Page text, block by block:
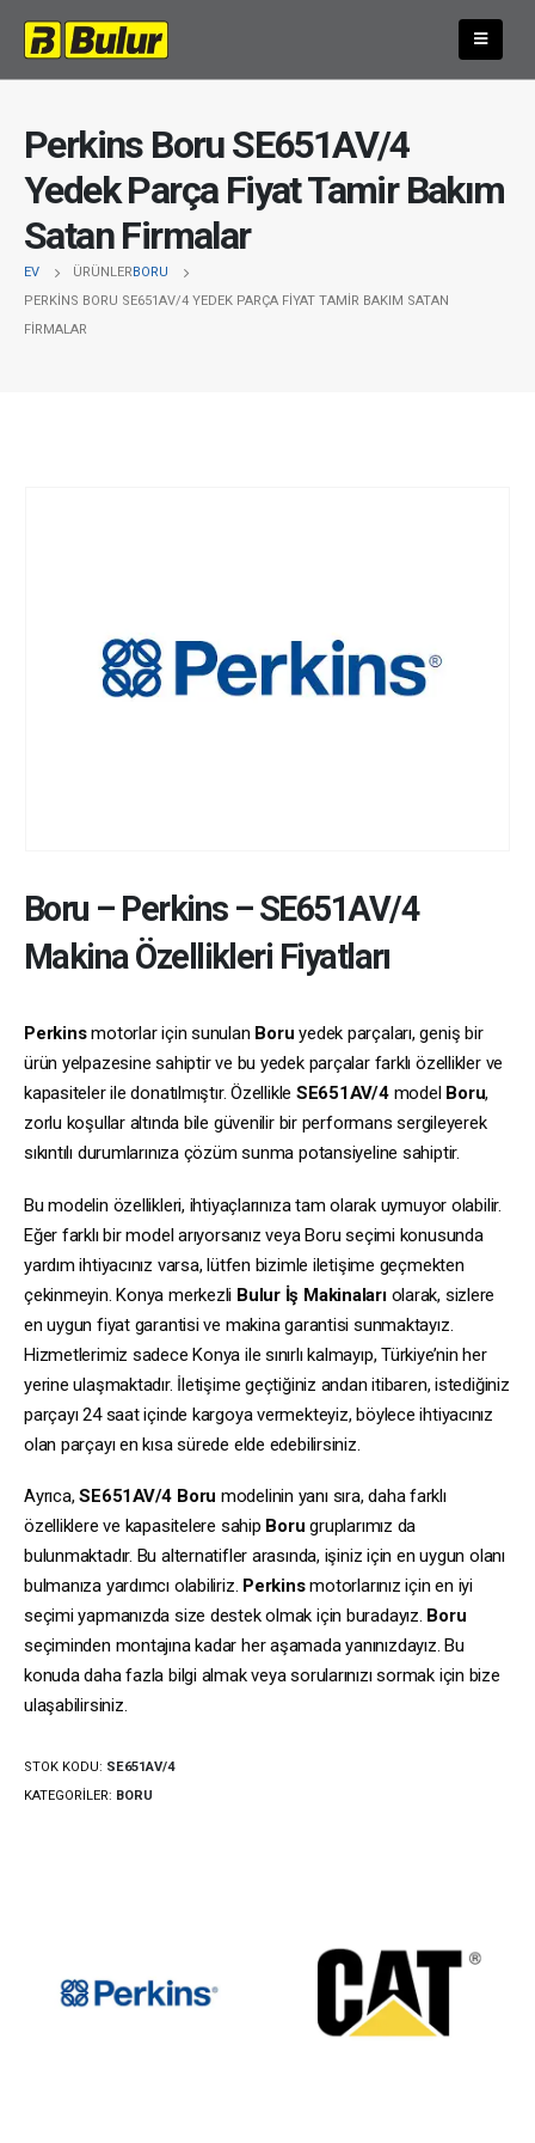
Perkins Boru SE651AV/4
Yedek Parça Fiyat Tamir Bakım
Satan Firmalar
EV ÜRÜNLERBORU
PERKINS BORU SE651AV/4 YEDEK PARÇA FIYAT TAMIR BAKIM SATAN
FIRMALAR
Boru – Perkins–SE651AV/4
Makina Özellikleri Fiyatları
Perkinsmotorlar için sunulan Boru yedek parçaları, geniş bir
ürün yelpazesine sahiptir ve bu yedek parçalar farklı özellikler ve
kapasiteler ile donatılmıştır. Özellikle SE651AV/4model Boru,
zorlu koşullar altında bile güvenilir bir performans sergileyerek
sıkıntılı durumlarınıza çözüm sunma potansiyeline sahiptir.
Bu modelin özellikleri, ihtiyaçlarınıza tam olarak uymuyor olabilir.
Eğer farklı bir model arıyorsanız veya Boru seçimi konusunda
yardım ihtiyacınız varsa, lütfen bizimle iletişime geçmekten
çekinmeyin. Konya merkezli Bulur İş Makinalarıolarak, sizlere
en uygun fiyat garantisi ve makina garantisi sunmaktayız.
Hizmetlerimiz sadece Konya ile sınırlı kalmayıp, Türkiye’nin her
yerine ulaşmaktadır. İletişime geçtiğiniz andan itibaren, istediğiniz
parçayı 24 saat içinde kargoya vermekteyiz, böylece ihtiyacınız
olan parçayı en kısa sürede elde edebilirsiniz.
Ayrıca,SE651AV/4 Boru modelinin yanı sıra, daha farklı
özelliklere ve kapasitelere sahip Boru gruplarımız da
bulunmaktadır. Bu alternatifler arasında, işiniz için en uygun olanı
bulmanıza yardımcı olabiliriz. Perkinsmotorlarınız için en iyi
seçimi yapmanızda size destek olmak için buradayız. Boru
seçiminden montajına kadar her aşamada yanınızdayız. Bu
konuda daha fazla bilgi almak veya sorularınızı sormak için bize
ulaşabilirsiniz.
STOK KODU: SE651AV/4
KATEGORILER: BORU